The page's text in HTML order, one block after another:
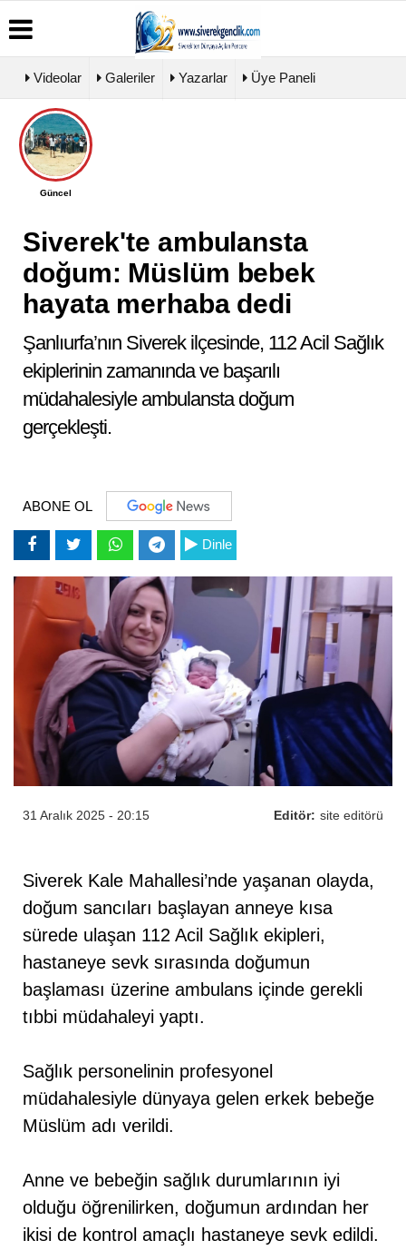
Üye
Paneli
Haber
Arşivi
Haberleri
Galeri
Videolar Galeriler Yazarlar Üye Paneli
Güncel
Siverek'te ambulansta
doğum: Müslüm bebek
hayata merhaba dedi
Şanlıurfa’nın Siverek ilçesinde, 112 Acil Sağlık
ekiplerinin zamanında ve başarılı
müdahalesiyle ambulansta doğum
gerçekleşti.
ABONE OL
Dinle
Editör: site editörü
31 Aralık 2025 - 20:15
Siverek Kale Mahallesi’nde yaşanan olayda,
doğum sancıları başlayan anneye kısa
sürede ulaşan 112 Acil Sağlık ekipleri,
hastaneye sevk sırasında doğumun
başlaması üzerine ambulans içinde gerekli
tıbbi müdahaleyi yaptı.
Sağlık personelinin profesyonel
müdahalesiyle dünyaya gelen erkek bebeğe
Müslüm adı verildi.
Anne ve bebeğin sağlık durumlarının iyi
olduğu öğrenilirken, doğumun ardından her
ikisi de kontrol amaçlı hastaneye sevk edildi.